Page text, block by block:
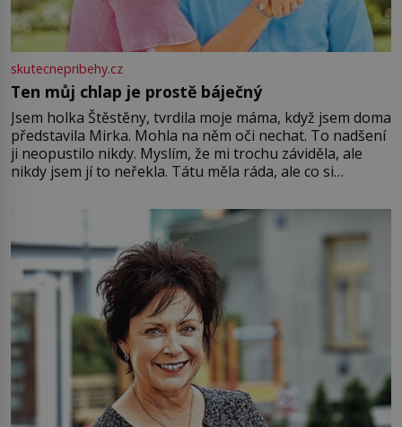
skutecnepribehy.cz
Ten můj chlap je prostě báječný
Jsem holka Štěstěny, tvrdila moje máma, když jsem doma
představila Mirka. Mohla na něm oči nechat. To nadšení
ji neopustilo nikdy. Myslím, že mi trochu záviděla, ale
nikdy jsem jí to neřekla. Tátu měla ráda, ale co si
Jsme spolu moc rádi Tehdy byla jiná doba, když